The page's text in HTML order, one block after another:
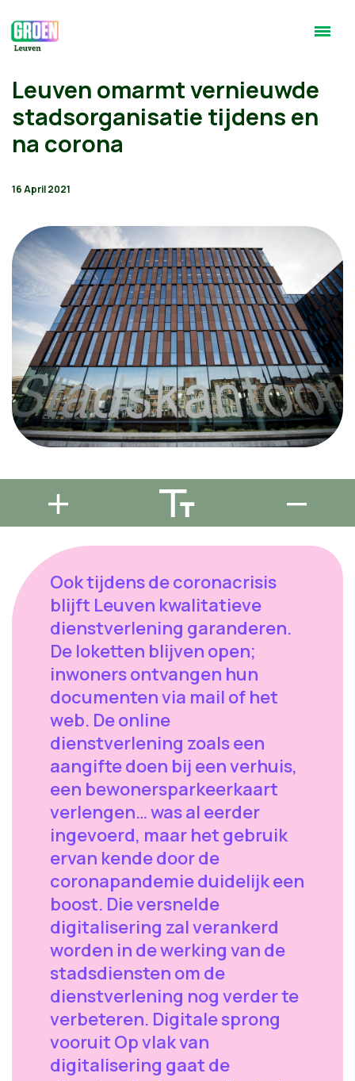
Leuven omarmt vernieuwde
stadsorganisatie tijdens en
na corona
16 April 2021
Ook tijdens de coronacrisis
blijft Leuven kwalitatieve
dienstverlening garanderen.
De loketten blijven open;
inwoners ontvangen hun
documenten via mail of het
web. De online
dienstverlening zoals een
aangifte doen bij een verhuis,
een bewonersparkeerkaart
verlengen… was al eerder
ingevoerd, maar het gebruik
ervan kende door de
coronapandemie duidelijk een
boost. Die versnelde
digitalisering zal verankerd
worden in de werking van de
stadsdiensten om de
dienstverlening nog verder te
verbeteren. Digitale sprong
vooruit Op vlak van
digitalisering gaat de